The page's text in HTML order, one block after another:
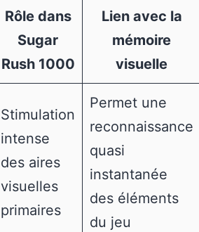
Rôle dans
Sugar
Rush 1000
Lien avec la
mémoire
visuelle
Stimulation
intense
des aires
visuelles
primaires
Permet une
reconnaissance
quasi
instantanée
des éléments
du jeu